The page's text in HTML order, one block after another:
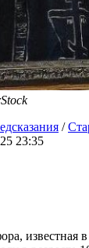
/
23:35
известная